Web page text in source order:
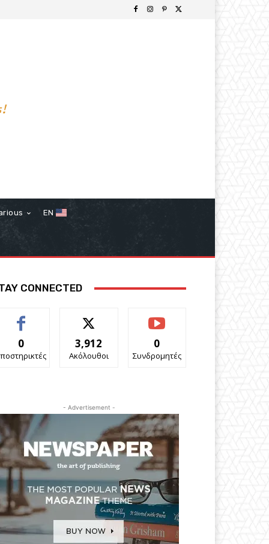
EN
CONNECTED
0 3,912
Ακόλουθοι
0
Συνδρομητές
- Advertisement -